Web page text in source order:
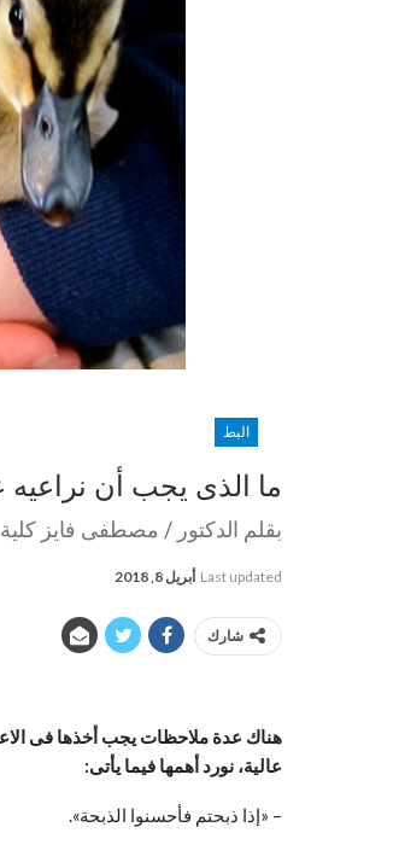
البط
ما الذى يجب أن
بقلم الدكتور / مصطفى فايز
Last updated أبريل 8, 2018
شارك
هناك عدة ملاحظات يجب أخذها فى
عالية، نورد أهمها فيما يأتى:
– «إذا ذبحتم فأحسنوا الذبحة».